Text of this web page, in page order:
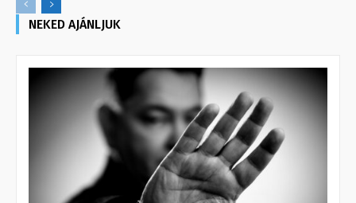
NEKED AJÁNLJUK